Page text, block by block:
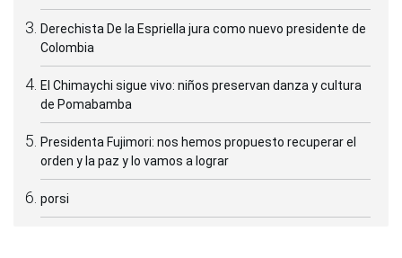
Derechista De la Espriella jura como nuevo presidente de
Colombia
El Chimaychi sigue vivo: niños preservan danza y cultura
de Pomabamba
Presidenta Fujimori: nos hemos propuesto recuperar el
orden y la paz y lo vamos a lograr
porsi